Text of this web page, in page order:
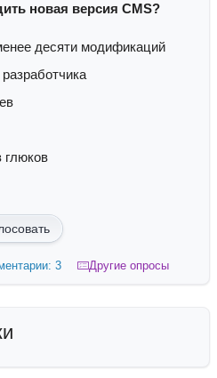
новая версия CMS?
десяти модификаций
3 Другие опросы